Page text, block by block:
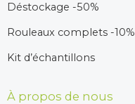
Déstockage -50%
Rouleaux complets -10%
Kit d’échantillons
À propos de nous